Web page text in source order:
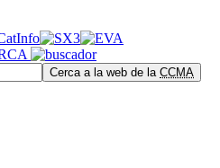
Cerca a la web de la CCMA